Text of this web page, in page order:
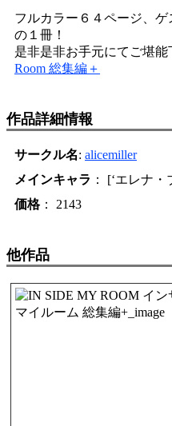
フルカラー６４ページ、
の１冊！
是非是非お手元にてご堪
Room 総集編＋
作品詳細情報
サークル名: alicemiller
メインキャラ ： [‘エレナ
価格： 2143
他作品